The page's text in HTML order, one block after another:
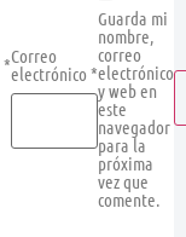
*Correo
electrónico *
Guarda mi
nombre,
correo
electrónico
y web en
este
navegador
para la
próxima
vez que
comente.